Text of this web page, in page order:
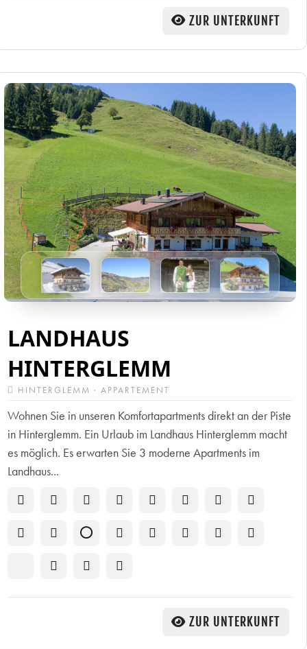
ZUR UNTERKUNFT
LANDHAUS
HINTERGLEMM
HINTERGLEMM · APPARTEMENT
Wohnen Sie in unseren Komfortapartments direkt an der Piste
in Hinterglemm. Ein Urlaub im Landhaus Hinterglemm macht
es möglich. Es erwarten Sie 3 moderne Apartments im
Landhaus...
ZUR UNTERKUNFT